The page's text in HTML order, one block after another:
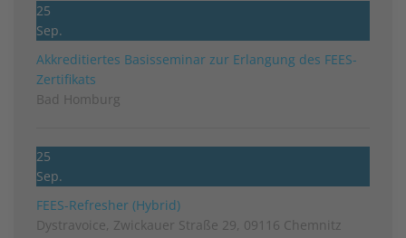
25
Sep.
Akkreditiertes Basisseminar zur Erlangung des FEES-
Zertifikats
Bad Homburg
25
Sep.
FEES-Refresher (Hybrid)
Dystravoice, Zwickauer Straße 29, 09116 Chemnitz